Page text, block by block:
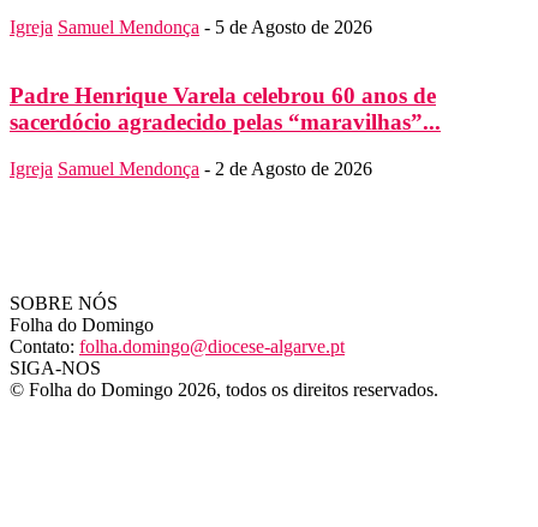
Igreja Samuel Mendonça - 5 de Agosto de 2026
Padre Henrique Varela celebrou 60 anos de
sacerdócio agradecido pelas “maravilhas”...
Igreja Samuel Mendonça - 2 de Agosto de 2026
SOBRE NÓS
Folha do Domingo
Contato: folha.domingo@diocese-algarve.pt
SIGA-NOS
© Folha do Domingo 2026, todos os direitos reservados.